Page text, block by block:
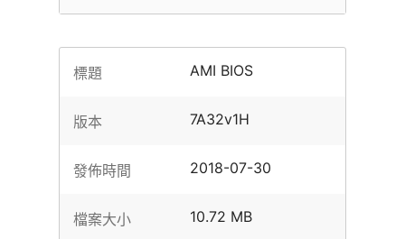
標題 AMI BIOS
版本 7A32v1H
發佈時間 2018-07-30
檔案大小 10.72 MB